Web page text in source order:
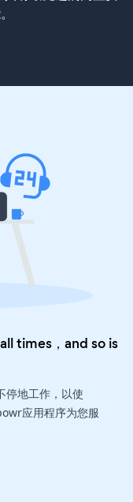
times，and so is
停地工作，以使
应用程序为您服